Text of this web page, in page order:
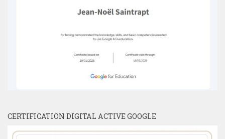
CERTIFICATION DIGITAL ACTIVE GOOGLE